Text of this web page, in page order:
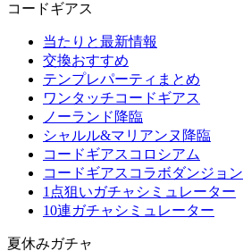
コードギアス
当たりと最新情報
交換おすすめ
テンプレパーティまとめ
ワンタッチコードギアス
ノーランド降臨
シャルル&マリアンヌ降臨
コードギアスコロシアム
コードギアスコラボダンジョン
1点狙いガチャシミュレーター
10連ガチャシミュレーター
夏休みガチャ